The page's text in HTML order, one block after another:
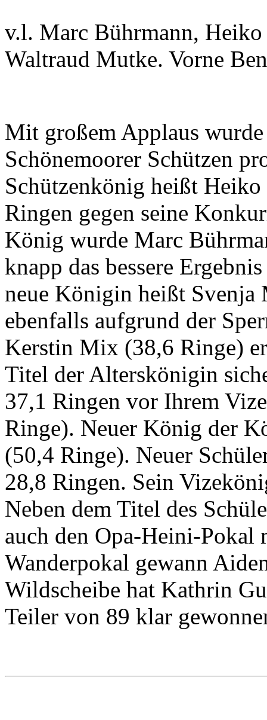
v.l. Marc Bührmann,
Waltraud Mutke. Vorne
Mit großem Applaus
Schönemoorer Schützen
Schützenkönig heißt
Ringen gegen seine
König wurde Marc
knapp das bessere
neue Königin heißt
ebenfalls aufgrund der
Kerstin Mix (38,6 Ringe)
Titel der Alterskönigin
37,1 Ringen vor Ihrem
Ringe). Neuer König der
(50,4 Ringe). Neuer
28,8 Ringen. Sein
Neben dem Titel des
auch den Opa-Heini-Pokal
Wanderpokal gewann
Wildscheibe hat Kathrin
Teiler von 89 klar